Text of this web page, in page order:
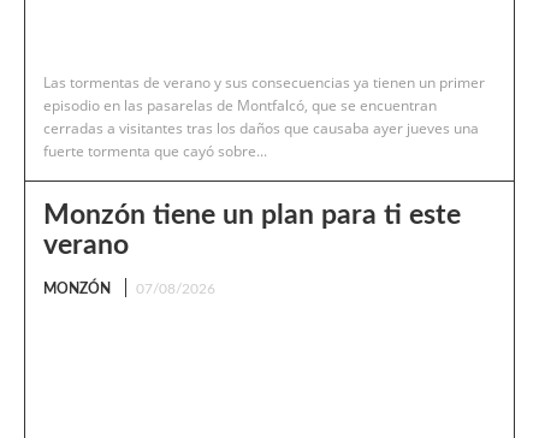
Las tormentas de verano y sus consecuencias ya tienen un primer
episodio en las pasarelas de Montfalcó, que se encuentran
cerradas a visitantes tras los daños que causaba ayer jueves una
fuerte tormenta que cayó sobre...
Monzón tiene un plan para ti este
verano
MONZÓN 07/08/2026